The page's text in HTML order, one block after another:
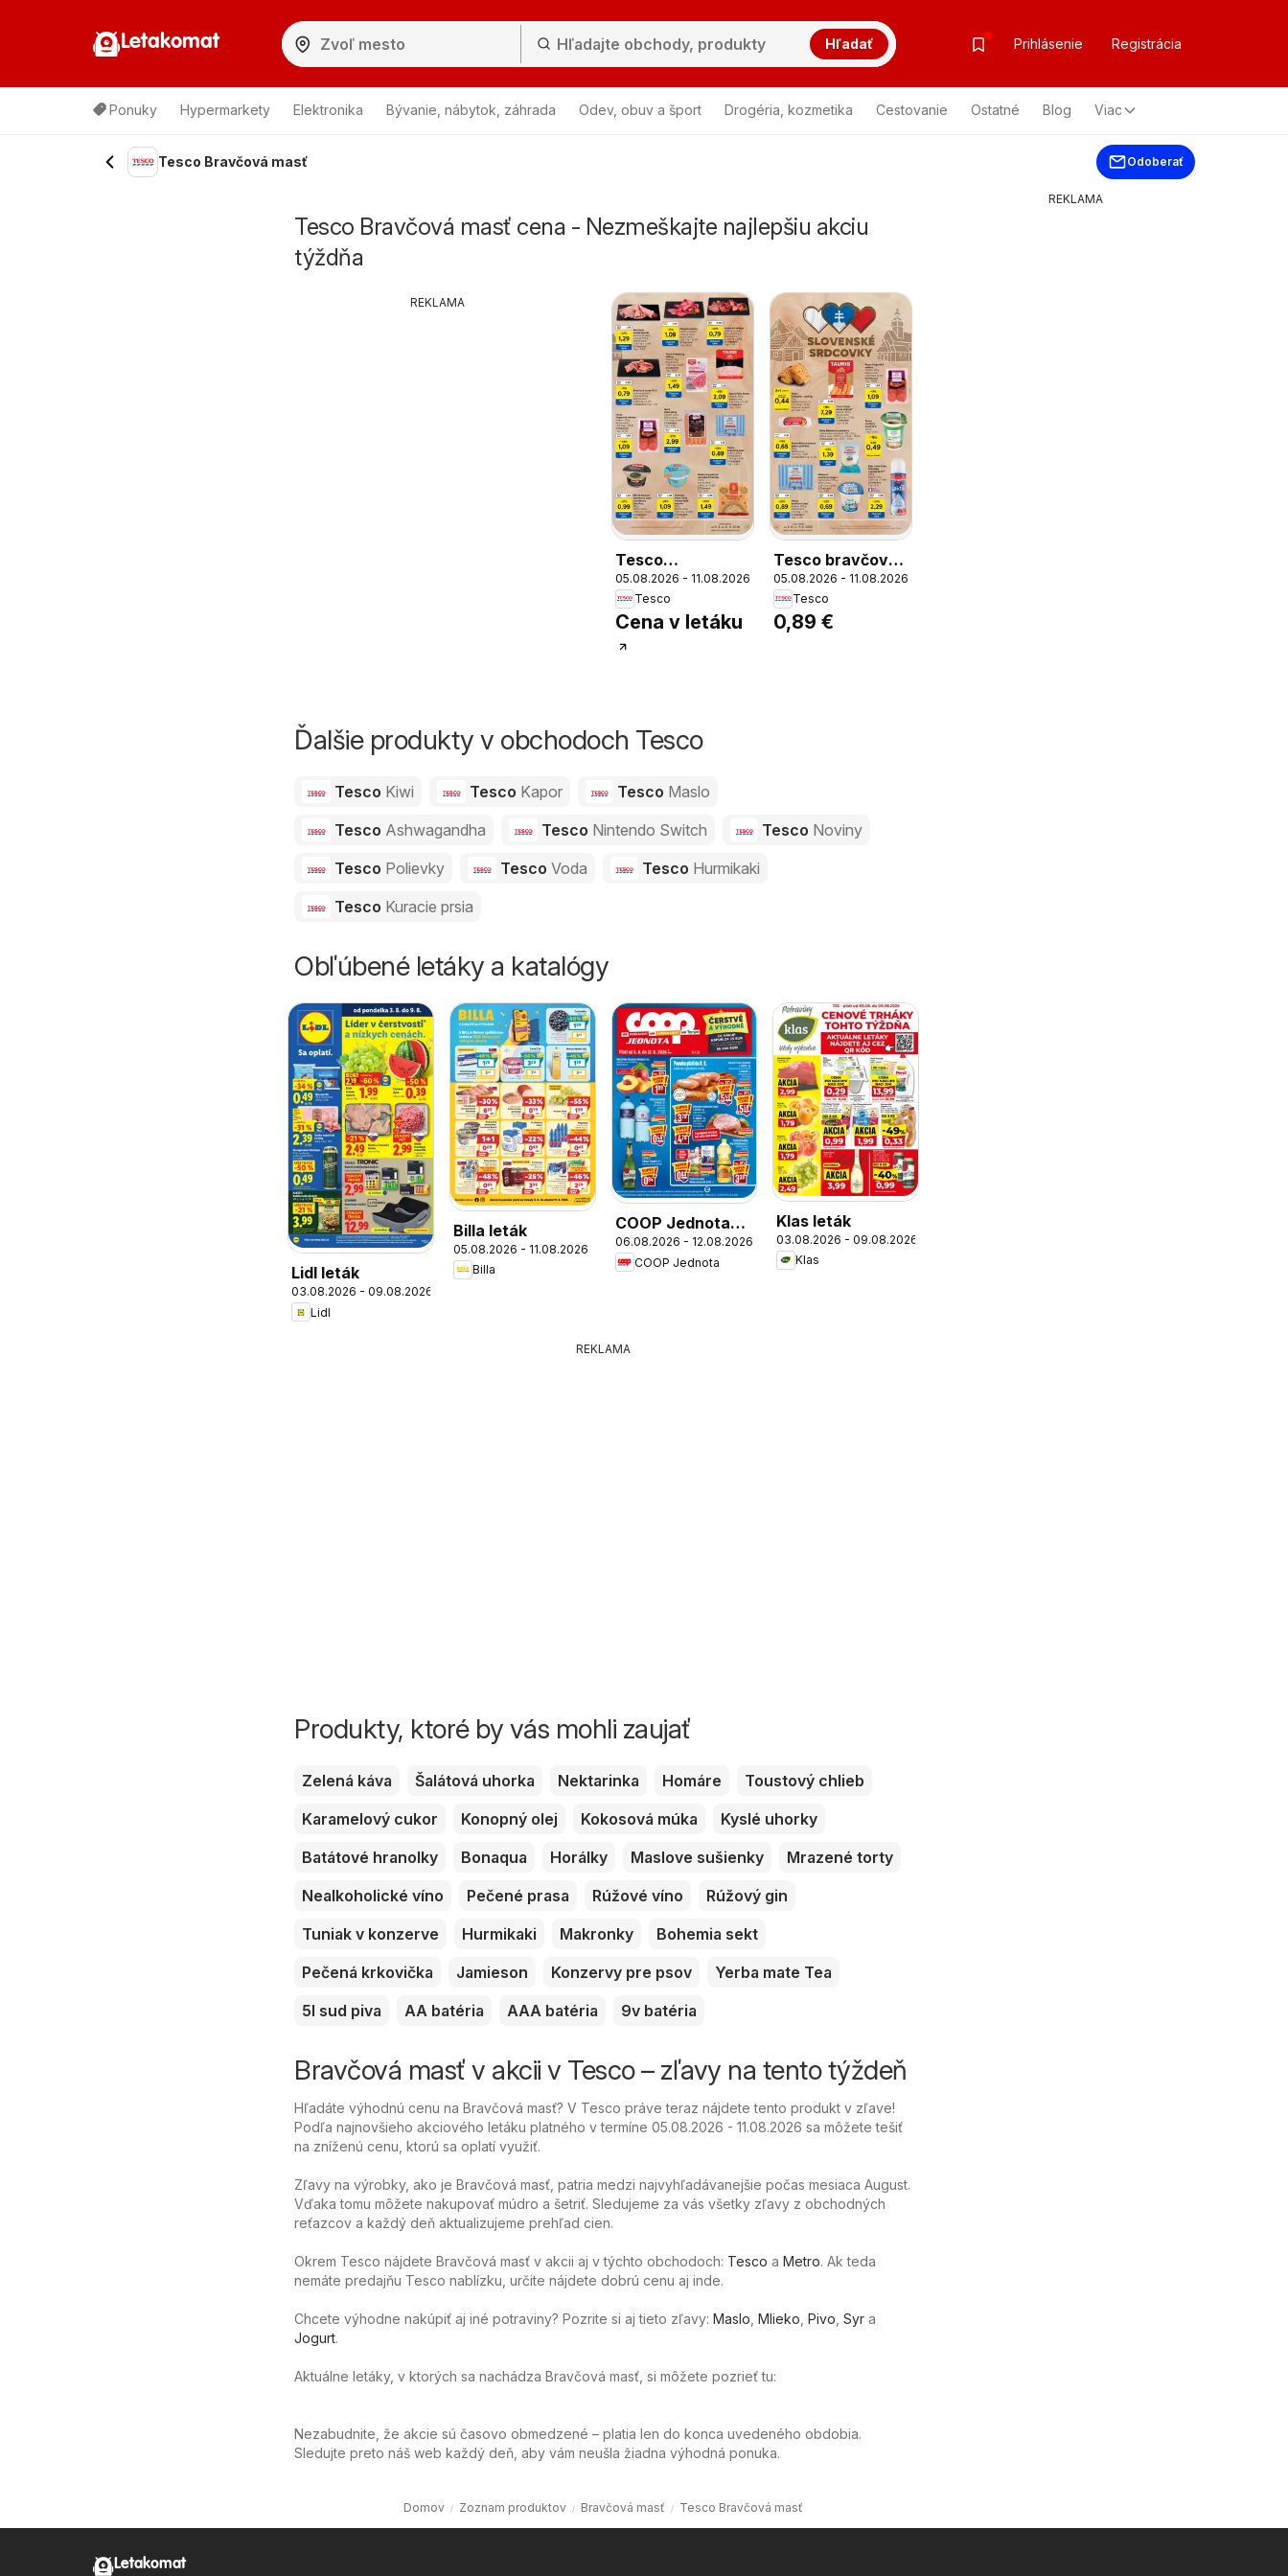
Letakomat Hľadať Prihlásenie Registrácia
Ponuky Hypermarkety Elektronika Bývanie, nábytok, záhrada Odev, obuv a šport Drogéria, kozmetika Cestovanie Ostatné Blog Viac
Tesco Bravčová masť Odoberať
Tesco Bravčová masť cena - Nezmeškajte najlepšiu akciu
týždňa
REKLAMA
Tesco
Hypermarket -
leták
05.08.2026 - 11.08.2026
Tesco
Cena v letáku
Tesco bravčová
masť, balená,
250 g
05.08.2026 - 11.08.2026
Tesco
0,89 €
Ďalšie produkty v obchodoch Tesco
Tesco Kiwi Tesco Kapor Tesco Maslo
Tesco Ashwagandha Tesco Nintendo Switch Tesco Noviny
Tesco Polievky Tesco Voda Tesco Hurmikaki
Tesco Kuracie prsia
Obľúbené letáky a katalógy
Lidl leták
03.08.2026 - 09.08.2026
Lidl
Billa leták
05.08.2026 - 11.08.2026
Billa
COOP Jednota
leták
06.08.2026 - 12.08.2026
COOP Jednota
Klas leták
03.08.2026 - 09.08.2026
Klas
REKLAMA
Produkty, ktoré by vás mohli zaujať
Zelená káva Šalátová uhorka Nektarinka Homáre
Toustový chlieb
Karamelový cukor
Konopný olej Kokosová múka
Kyslé uhorky
Batátové hranolky
Bonaqua Horálky Maslove sušienky
Mrazené torty
Nealkoholické víno
Pečené prasa Rúžové víno
Rúžový gin
Tuniak v konzerve
Hurmikaki Makronky
Bohemia sekt
Pečená krkovička
Jamieson Konzervy pre psov
Yerba mate Tea
5l sud piva
AA batéria AAA batéria 9v batéria
Bravčová masť v akcii v Tesco – zľavy na tento týždeň
Hľadáte výhodnú cenu na Bravčová masť? V Tesco práve teraz nájdete tento produkt v zľave!
Podľa najnovšieho akciového letáku platného v termíne 05.08.2026 - 11.08.2026 sa môžete tešiť
na zníženú cenu, ktorú sa oplatí využiť.
Zľavy na výrobky, ako je Bravčová masť, patria medzi najvyhľadávanejšie počas mesiaca August.
Vďaka tomu môžete nakupovať múdro a šetriť. Sledujeme za vás všetky zľavy z obchodných
reťazcov a každý deň aktualizujeme prehľad cien.
Okrem Tesco nájdete Bravčová masť v akcii aj v týchto obchodoch: Tesco a Metro. Ak teda
nemáte predajňu Tesco nablízku, určite nájdete dobrú cenu aj inde.
Chcete výhodne nakúpiť aj iné potraviny? Pozrite si aj tieto zľavy: Maslo Mlieko Pivo Syr a
Jogurt.
Aktuálne letáky, v ktorých sa nachádza Bravčová masť, si môžete pozrieť tu:
Nezabudnite, že akcie sú časovo obmedzené – platia len do konca uvedeného obdobia.
Sledujte preto náš web každý deň, aby vám neušla žiadna výhodná ponuka.
Domov Zoznam produktov Bravčová masť Tesco Bravčová masť
REKLAMA
Letakomat